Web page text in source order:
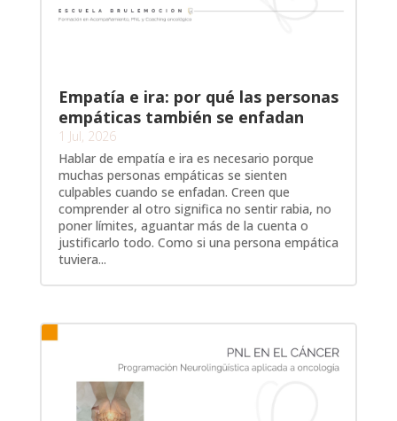
Empatía e ira: por qué las personas
empáticas también se enfadan
1 Jul, 2026
Hablar de empatía e ira es necesario porque
muchas personas empáticas se sienten
culpables cuando se enfadan. Creen que
comprender al otro significa no sentir rabia, no
poner límites, aguantar más de la cuenta o
justificarlo todo. Como si una persona empática
tuviera...